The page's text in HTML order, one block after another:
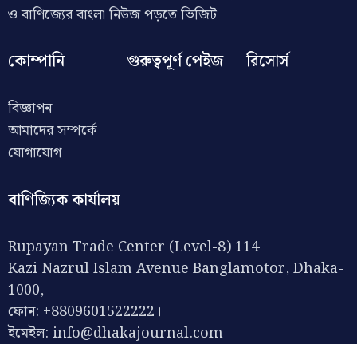
ও বাণিজ্যের বাংলা নিউজ পড়তে ভিজিট
কোম্পানি
বিজ্ঞাপন
আমাদের সম্পর্কে
যোগাযোগ
গুরুত্বপূর্ণ পেইজ রিসোর্স
বাণিজ্যিক কার্যালয়
Rupayan Trade Center (Level-8) 114
Kazi Nazrul Islam Avenue Banglamotor, Dhaka-
1000,
ফোন: +8809601522222।
ইমেইল: info@dhakajournal.com